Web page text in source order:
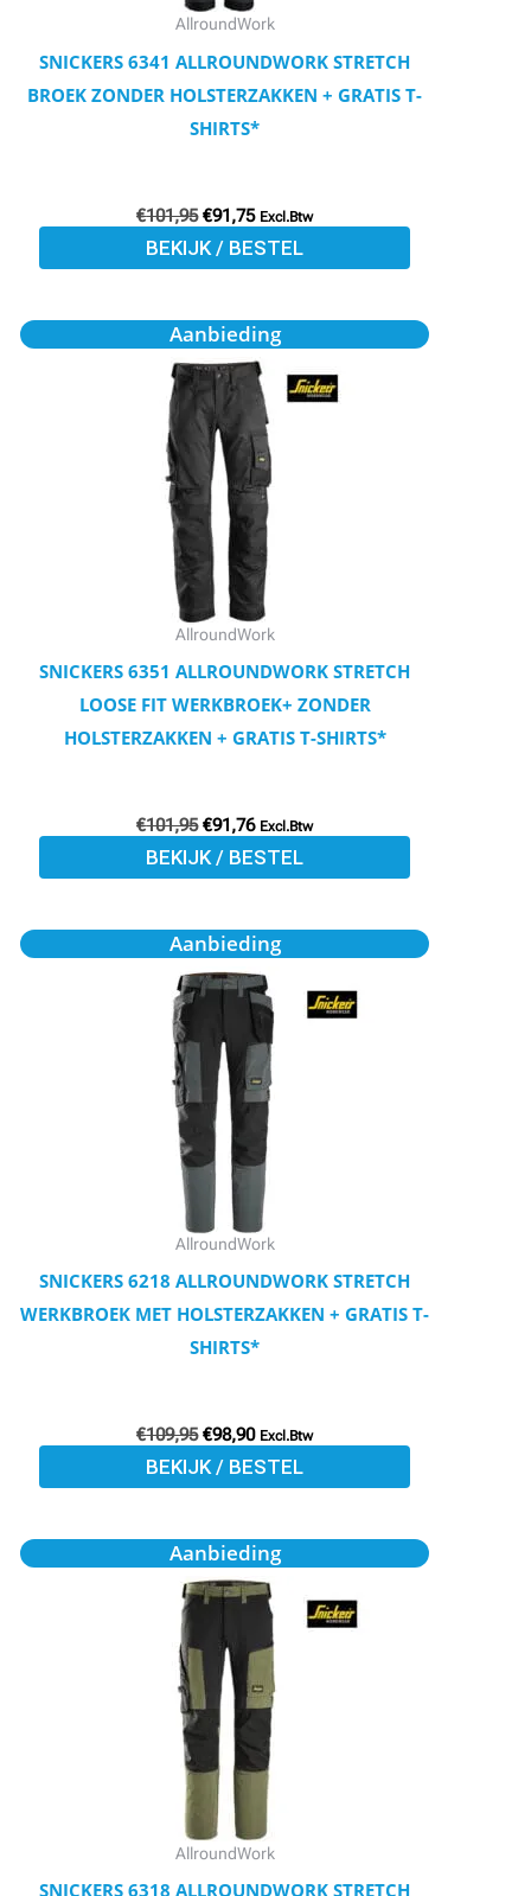
AllroundWork
SNICKERS 6341 ALLROUNDWORK STRETCH
BROEK ZONDER HOLSTERZAKKEN + GRATIS T-
SHIRTS*
€101,95 €91,75 Excl.Btw
BEKIJK / BESTEL
worden
productpagina
Aanbieding
AllroundWork
SNICKERS 6351 ALLROUNDWORK STRETCH
LOOSE FIT WERKBROEK+ ZONDER
HOLSTERZAKKEN + GRATIS T-SHIRTS*
€101,95
Oorspronkelijke
prijs
was:
€101,95.
€91,76
Huidige
prijs
is:
€91,76.
Excl.Btw
BEKIJK / BESTEL
Dit
product
heeft
meerdere
variaties.
Deze
optie
kan
gekozen
worden
Aanbieding
AllroundWork
SNICKERS 6218 ALLROUNDWORK STRETCH
WERKBROEK MET HOLSTERZAKKEN + GRATIS T-
SHIRTS*
€109,95
Oorspronkelijke
prijs
was:
€109,95.
€98,90
Huidige
prijs
is:
€98,90.
Excl.Btw
BEKIJK / BESTEL
Dit
product
heeft
meerdere
variaties.
Deze
optie
kan
gekozen
worden
productpagina
Aanbieding
AllroundWork
SNICKERS 6318 ALLROUNDWORK STRETCH
Oorspronkelijke
prijs
was:
€99,95.
Huidige
prijs
is:
€89,91.
Dit
product
heeft
meerdere
variaties.
Deze
optie
kan
gekozen
worden
op